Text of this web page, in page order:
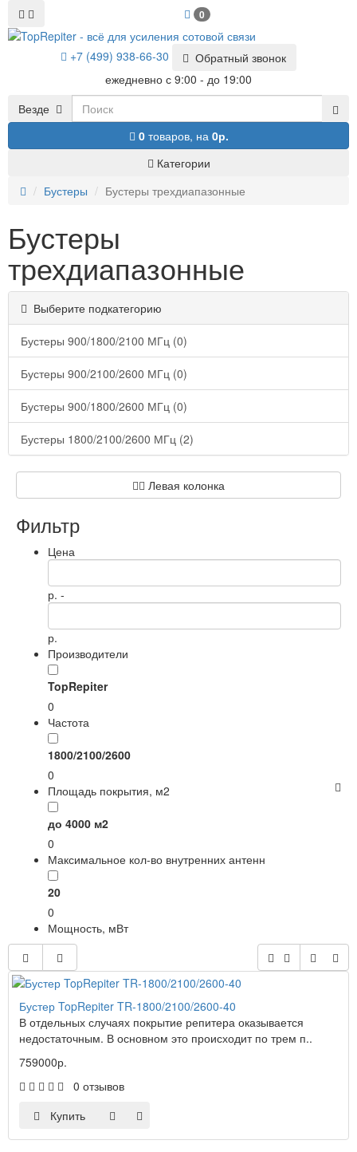
0
+7 (499) 938-66-30
Обратный звонок
ежедневно с 9:00 - до 19:00
Везде
0товаров, на 0р.
Категории
Бустеры
Бустеры трехдиапазонные
Бустеры
трехдиапазонные
Выберите подкатегорию
Бустеры 900/1800/2100 МГц (0)
Бустеры 900/2100/2600 МГц (0)
Бустеры 900/1800/2600 МГц (0)
Бустеры 1800/2100/2600 МГц (2)
Левая колонка
Фильтр
Цена
р. -
р.
Производители
TopRepiter
0
Частота
1800/2100/2600
0
Площадь покрытия, м2
до 4000 м2
0
Максимальное кол-во внутренних антенн
20
0
Мощность, мВт
Бустер TopRepiter TR-1800/2100/2600-40
В отдельных случаях покрытие репитера оказывается
недостаточным. В основном это происходит по трем п..
759000р.
0 отзывов
Купить